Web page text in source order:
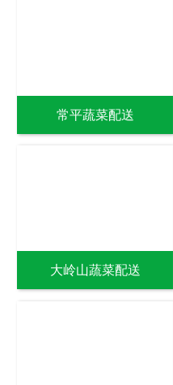
常平蔬菜配送
大岭山蔬菜配送